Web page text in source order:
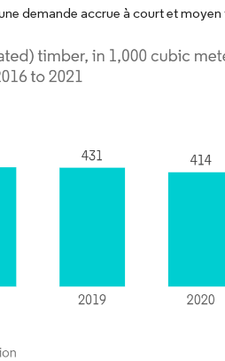
demande accrue à court et moyen